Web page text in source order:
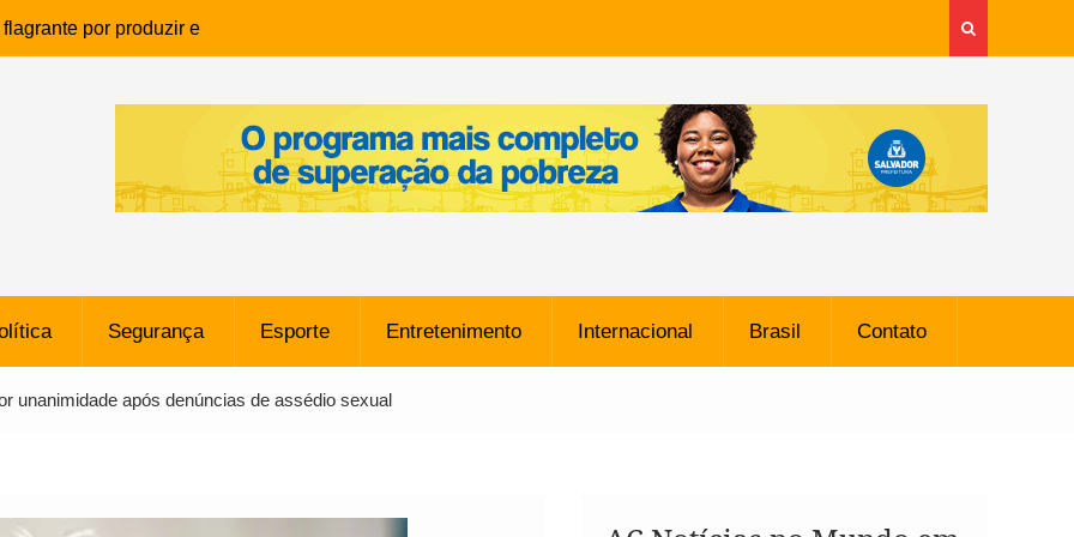
por produzir e
infantil em Eunápolis
morreu após ataque
sem restrições e pode
o Vasco
SpaceX Colide com a Lua
Metros, Afirma a Nasa
Segurança Esporte Entretenimento Internacional Brasil Contato
unanimidade após denúncias de assédio sexual